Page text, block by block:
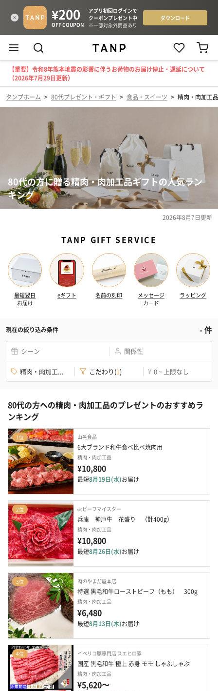
【重要】令和8年熊本地震の影響に伴うお荷物のお届け停止・遅延について
（2026年7月29日更新）
タンプホーム > 80代プレゼント・ギフト > 食品・スイーツ > 精肉・肉加工品
80代の方に贈る精肉・肉加工品ギフトの人気ラン
キング
2026年8月7日更新
TANP GIFT SERVICE
最短翌日
お届け
eギフト 名前の刻印
メッセージ
カード
ラッピング
現在の絞り込み条件 -件
シーン 関係性
精肉・肉加工... こだわり(1) ¥ 0 ~ 上限なし
80代の方への精肉・肉加工品のプレゼントのおすすめラ
ンキング
1位 山晃食品
6大ブランド和牛食べ比べ焼肉用
精肉・肉加工品
¥10,800
最短8月19日(水)お届け
2位 ㈱ビーフマイスター
兵庫　神戸牛　花盛り　（計400g）
精肉・肉加工品
¥10,800
最短8月26日(水)お届け
3位 肉のやまだ屋本店
特選 黒毛和牛ローストビーフ（もも）　300g
精肉・肉加工品
¥6,480
最短8月13日(木)お届け
4位 イベリコ豚専門店 スエヒロ家
国産 黒毛和牛 極上 赤身 モモ しゃぶしゃぶ
精肉・肉加工品
¥5,620〜